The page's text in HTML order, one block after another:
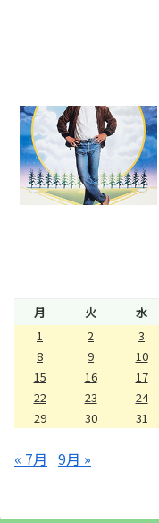
月 火 水
1
2 3
8
9 10
15
16 17
22
23 24
29
30 31
« 7月 9月 »